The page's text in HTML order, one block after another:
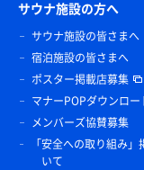
サウナ施設の方へ
サウナ施設の皆さまへ
宿泊施設の皆さまへ
ポスター掲載店募集
マナーPOPダウンロー
メンバーズ協賛募集
「安全への取り組み」
いて